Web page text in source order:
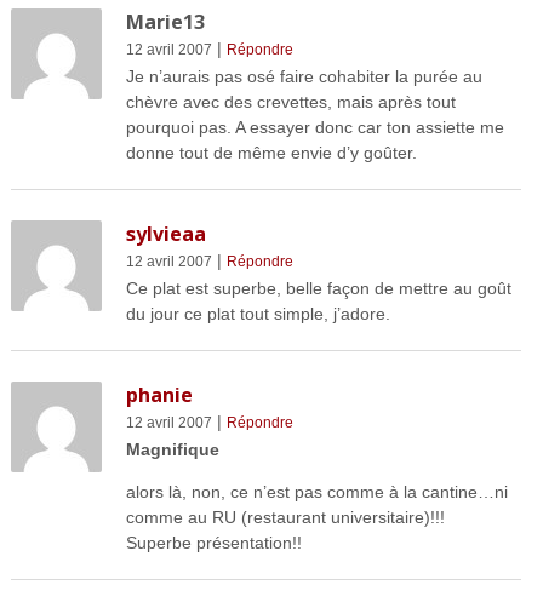
Marie13
12 avril 2007 | Répondre
Je n’aurais pas osé faire cohabiter la purée au
chèvre avec des crevettes, mais après tout
pourquoi pas. A essayer donc car ton assiette me
donne tout de même envie d’y goûter.
sylvieaa
12 avril 2007 | Répondre
Ce plat est superbe, belle façon de mettre au goût
du jour ce plat tout simple, j’adore.
phanie
12 avril 2007 | Répondre
Magnifique
alors là, non, ce n’est pas comme à la cantine…ni
comme au RU (restaurant universitaire)!!!
Superbe présentation!!